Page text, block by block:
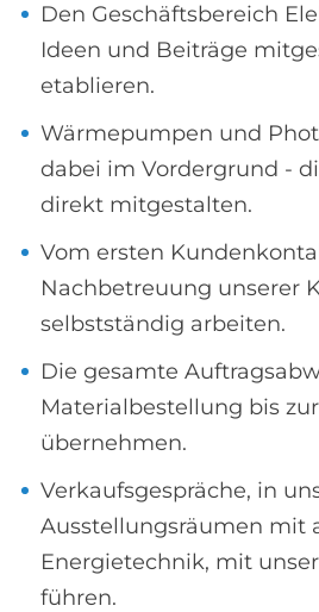
Den Geschäftsbereich
Ideen und Beiträge
etablieren.
Wärmepumpen und
dabei im Vordergrund -
direkt mitgestalten.
Vom ersten
Nachbetreuung unserer
selbstständig arbeiten.
Die gesamte
Materialbestellung bis
übernehmen.
Verkaufsgespräche, in
Ausstellungsräumen mit
Energietechnik, mit
führen.